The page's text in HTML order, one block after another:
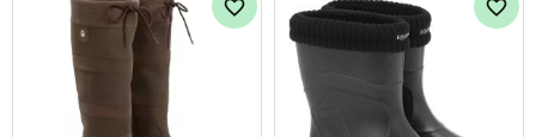
Lägg till i favoriter